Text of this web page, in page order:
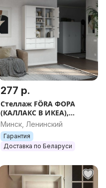
277 р.
Стеллаж FÖRA ФОРА
(КАЛЛАКС В ИКЕА),
белый, 112x147 см,
тамбурат
Минск, Ленинский
Гарантия
Доставка по Беларуси